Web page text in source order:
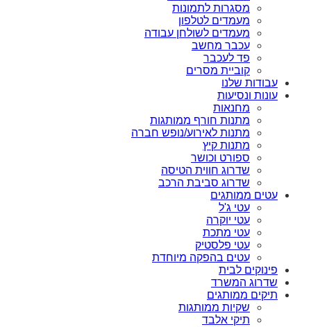
מסגרות לתמונות
מעמדים לטלפון
מעמדים לשולחן עבודה
עכבר מחשב
פד לעכבר
קוביית מסרים
עבודות שלנו
עונות ונסיעות
מחנאות
מתנות חורף ממותגות
מתנות לאירוע/נופש חברה
מתנות קיץ
ספורט וכושר
שדרוג חווית הטיסה
שדרוג סביבת הרכב
עטים ממותגים
עטי ג'ל
עטי יוקרה
עטי מתכת
עטי פלסטיק
עטים בהפקה מיוחדת
פינוקים לבית
שדרוג המשרד
תיקים ממותגים
שקיות ממותגות
תיקי אלבד